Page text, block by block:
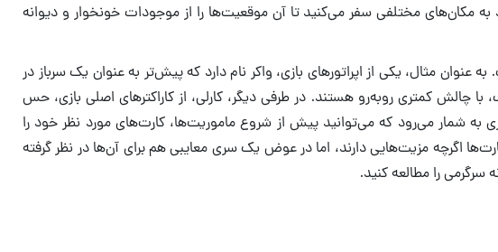
به مکان‌های مختلفی سفر می‌کنید تا آن موقعیت‌ها را از موجودات خونخوار و دیوانه
مثال، یکی از اپراتورهای بازی، واکر نام دارد که پیش‌تر به عنوان یک سرباز در
چالش کمتری روبه‌رو هستند. در طرفی دیگر، کارلی، از کاراکترهای اصلی بازی، حس
شمار می‌رود که می‌توانید پیش از شروع ماموریت‌ها، کارت‌های مورد نظر خود را
اگرچه مزیت‌هایی دارند، اما در عوض یک سری معایبی هم برای آن‌ها در نظر گرفته
سرگرمی را مطالعه کنید.